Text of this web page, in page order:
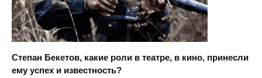
Степан Бекетов, какие роли в театре, в кино, принесли
ему успех и известность?